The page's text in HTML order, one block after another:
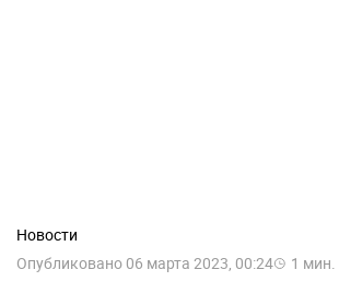
Новости
Опубликовано 06 марта 2023, 00:24 1 мин.